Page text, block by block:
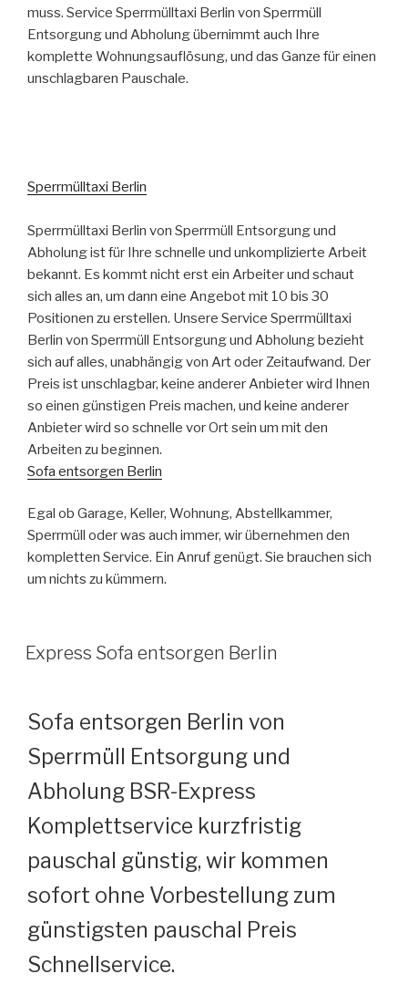
muss. Service Sperrmülltaxi Berlin von Sperrmüll
Entsorgung und Abholung übernimmt auch Ihre
komplette Wohnungsauflösung, und das Ganze für einen
unschlagbaren Pauschale.
Sperrmülltaxi Berlin
Sperrmülltaxi Berlin von Sperrmüll Entsorgung und
Abholung ist für Ihre schnelle und unkomplizierte Arbeit
bekannt. Es kommt nicht erst ein Arbeiter und schaut
sich alles an, um dann eine Angebot mit 10 bis 30
Positionen zu erstellen. Unsere Service Sperrmülltaxi
Berlin von Sperrmüll Entsorgung und Abholung bezieht
sich auf alles, unabhängig von Art oder Zeitaufwand. Der
Preis ist unschlagbar, keine anderer Anbieter wird Ihnen
so einen günstigen Preis machen, und keine anderer
Anbieter wird so schnelle vor Ort sein um mit den
Arbeiten zu beginnen.
Sofa entsorgen Berlin
Egal ob Garage, Keller, Wohnung, Abstellkammer,
Sperrmüll oder was auch immer, wir übernehmen den
kompletten Service. Ein Anruf genügt. Sie brauchen sich
um nichts zu kümmern.
VERÖFFENTLICHT
AM
Express Sofa entsorgen Berlin
Sofa entsorgen Berlin von
Sperrmüll Entsorgung und
Abholung BSR-Express
Komplettservice kurzfristig
pauschal günstig, wir kommen
sofort ohne Vorbestellung zum
günstigsten pauschal Preis
Schnellservice.